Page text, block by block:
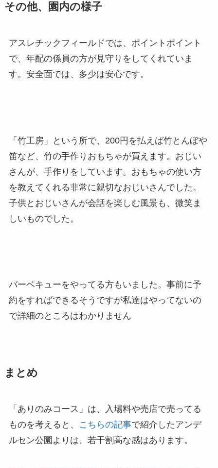
その他、園内の様子
アスレチックフィールドでは、ポイントポイント
で、年配の係員の方が見守りをしてくれていま
す。安全面では、多少は安心です。
「竹工房」という所で、200円を払えば竹とんぼや
笛など、竹の手作りおもちゃが買えます。おじい
さんが、手作りをしています。おもちゃの使い方
を教えてくれる非常に親切なおじいさんでした。
子供とおじいさんが会話を楽しむ風景も、微笑ま
しいものでした。
バーベキューをやってる方もいました。事前に予
約をすればできるそうですが私達はやってないの
で詳細のところはわかりません
まとめ
「ありのみコース」は、入場料や売店で売ってる
ものを考えると、
こちらの記事で紹介したアンデ
ルセン公園よりは、若干割高な感はあります。